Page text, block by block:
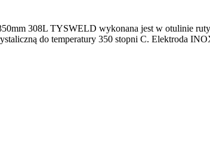
308L TYSWELD wykonana jest w otulinie
do temperatury 350 stopni C. Elektroda